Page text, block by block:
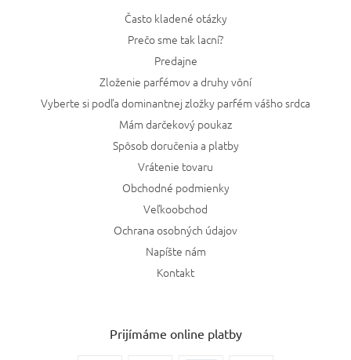
Často kladené otázky
Prečo sme tak lacní?
Predajne
Zloženie parfémov a druhy vôní
Vyberte si podľa dominantnej zložky parfém vášho srdca
Mám darčekový poukaz
Spôsob doručenia a platby
Vrátenie tovaru
Obchodné podmienky
Veľkoobchod
Ochrana osobných údajov
Napíšte nám
Kontakt
Prijímáme online platby